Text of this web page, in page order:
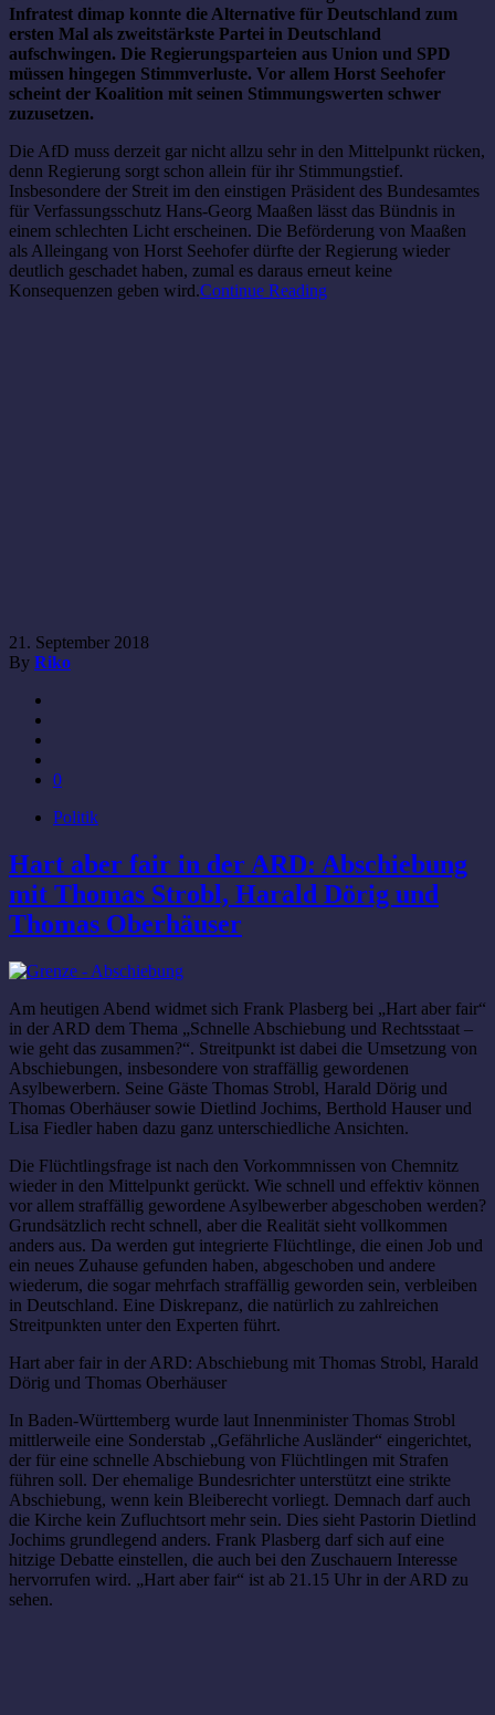
Infratest dimap konnte die Alternative für Deutschland zum
ersten Mal als zweitstärkste Partei in Deutschland
aufschwingen. Die Regierungsparteien aus Union und SPD
müssen hingegen Stimmverluste. Vor allem Horst Seehofer
scheint der Koalition mit seinen Stimmungswerten schwer
zuzusetzen.
Die AfD muss derzeit gar nicht allzu sehr in den Mittelpunkt rücken,
denn Regierung sorgt schon allein für ihr Stimmungstief.
Insbesondere der Streit im den einstigen Präsident des Bundesamtes
für Verfassungsschutz Hans-Georg Maaßen lässt das Bündnis in
einem schlechten Licht erscheinen. Die Beförderung von Maaßen
als Alleingang von Horst Seehofer dürfte der Regierung wieder
deutlich geschadet haben, zumal es daraus erneut keine
Konsequenzen geben wird.Continue Reading
21. September 2018
By Riko
0
Politik
Hart aber fair in der ARD: Abschiebung
mit Thomas Strobl, Harald Dörig und
Thomas Oberhäuser
Am heutigen Abend widmet sich Frank Plasberg bei „Hart aber fair“
in der ARD dem Thema „Schnelle Abschiebung und Rechtsstaat –
wie geht das zusammen?“. Streitpunkt ist dabei die Umsetzung von
Abschiebungen, insbesondere von straffällig gewordenen
Asylbewerbern. Seine Gäste Thomas Strobl, Harald Dörig und
Thomas Oberhäuser sowie Dietlind Jochims, Berthold Hauser und
Lisa Fiedler haben dazu ganz unterschiedliche Ansichten.
Die Flüchtlingsfrage ist nach den Vorkommnissen von Chemnitz
wieder in den Mittelpunkt gerückt. Wie schnell und effektiv können
vor allem straffällig gewordene Asylbewerber abgeschoben werden?
Grundsätzlich recht schnell, aber die Realität sieht vollkommen
anders aus. Da werden gut integrierte Flüchtlinge, die einen Job und
ein neues Zuhause gefunden haben, abgeschoben und andere
wiederum, die sogar mehrfach straffällig geworden sein, verbleiben
in Deutschland. Eine Diskrepanz, die natürlich zu zahlreichen
Streitpunkten unter den Experten führt.
Hart aber fair in der ARD: Abschiebung mit Thomas Strobl, Harald
Dörig und Thomas Oberhäuser
In Baden-Württemberg wurde laut Innenminister Thomas Strobl
mittlerweile eine Sonderstab „Gefährliche Ausländer“ eingerichtet,
der für eine schnelle Abschiebung von Flüchtlingen mit Strafen
führen soll. Der ehemalige Bundesrichter unterstützt eine strikte
Abschiebung, wenn kein Bleiberecht vorliegt. Demnach darf auch
die Kirche kein Zufluchtsort mehr sein. Dies sieht Pastorin Dietlind
Jochims grundlegend anders. Frank Plasberg darf sich auf eine
hitzige Debatte einstellen, die auch bei den Zuschauern Interesse
hervorrufen wird. „Hart aber fair“ ist ab 21.15 Uhr in der ARD zu
sehen.